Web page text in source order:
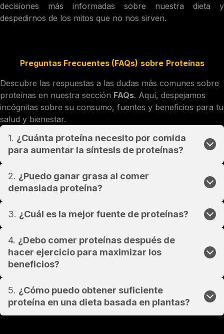
decisiones más informadas sobre nuestra dieta y
despedirnos de los mitos que no nos sirven.
Preguntas Frecuentes (FAQs) sobre Proteínas
Descubre las respuestas a las dudas más comunes sobre
proteínas en nuestra sección FAQs. Aquí, despejamos
incógnitas sobre su consumo, fuentes y beneficios para tu
salud y bienestar.
1. ¿Cuánta proteína necesito por comida
para aumentar la síntesis de proteínas?
2. ¿Puedo ganar grasa al comer
demasiada proteína?
3. ¿Cuál es la mejor fuente de proteínas?
4. ¿Debo comer proteínas después de
hacer ejercicio para maximizar los
beneficios?
5. ¿Cómo puedo obtener suficiente
proteína en una dieta basada en plantas?